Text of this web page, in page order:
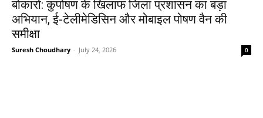
बोकारो: कुपोषण के खिलाफ जिला प्रशासन का बड़ा
अभियान, ई-टेलीमेडिसिन और मोबाइल पोषण वैन की
समीक्षा
Suresh Choudhary - July 24, 2026 0